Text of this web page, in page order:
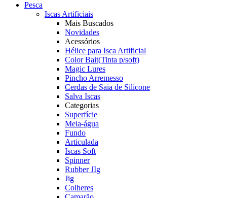
Pesca
Iscas Artificiais
Mais Buscados
Novidades
Acessórios
Hélice para Isca Artificial
Color Bait(Tinta p/soft)
Magic Lures
Pincho Arremesso
Cerdas de Saia de Silicone
Salva Iscas
Categorias
Superfície
Meia-água
Fundo
Articulada
Iscas Soft
Spinner
Rubber JIg
Jig
Colheres